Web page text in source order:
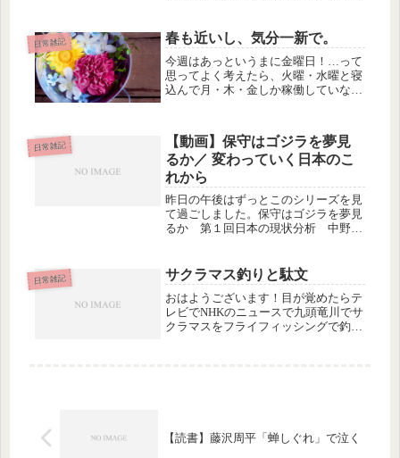
方から情報をいただき…アガサ・クリ
スティで一番好きな作品だった....
日常雑記 春も近いし、気分一新で。
今週はあっというまに金曜日！…って
思ってよく考えたら、火曜・水曜と寝
込んで月・木・金しか稼働していない
日常雑記
【動画】保守はゴジラを夢見
るか／ 変わっていく日本のこ
れから
昨日の午後はずっとこのシリーズを見
て過ごしました。保守はゴジラを夢見
るか 第１回日本の現状分析 中野剛
しく、私はこのAmazonのページで下
に紹介するコメントを読...
日常雑記 サクラマス釣りと駄文
おはようございます！目が覚めたらテ
レビでNHKのニュースで九頭竜川でサ
クラマスをフライフィッシングで釣っ
【読書】藤沢周平「蝉しぐれ」で泣く